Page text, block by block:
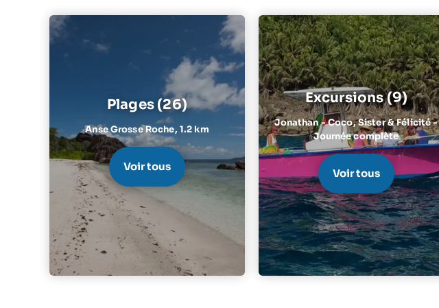
Plages (26)
Anse Grosse Roche, 1.2 km
Voir tous
Excursions (9)
Jonathan - Coco, Sister & Félicité -
Journée complète
Voir tous